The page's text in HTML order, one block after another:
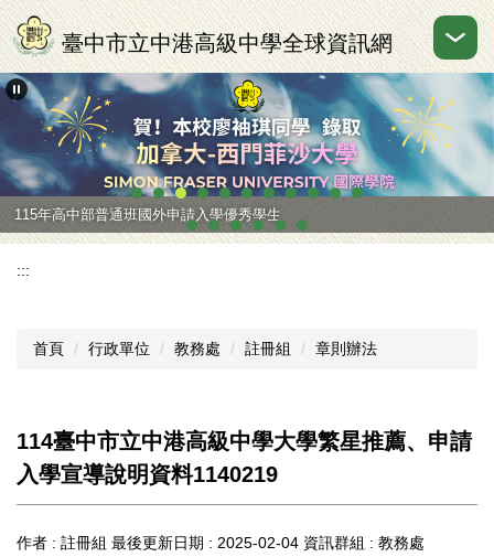
跳
到
主
要
區
臺中市立中港高級中學全球資訊網
115年高中部普通班國外申請入學優秀學生
:::
首頁 行政單位 教務處 註冊組 章則辦法
114臺中市立中港高級中學大學繁星推薦、申請
入學宣導說明資料1140219
作者 : 註冊組 最後更新日期 : 2025-02-04 資訊群組 : 教務處